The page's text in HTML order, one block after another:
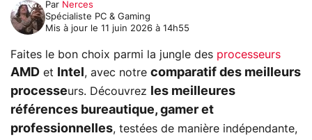
Par Nerces
Spécialiste PC & Gaming
Mis à jour le 11 juin 2026 à 14h55
Faites le bon choix parmi la jungle des processeurs
AMD et Intel , avec notre comparatif des meilleurs
processeurs. Découvrez
les meilleures
références bureautique, gamer et
professionnelles, testées de manière indépendante,